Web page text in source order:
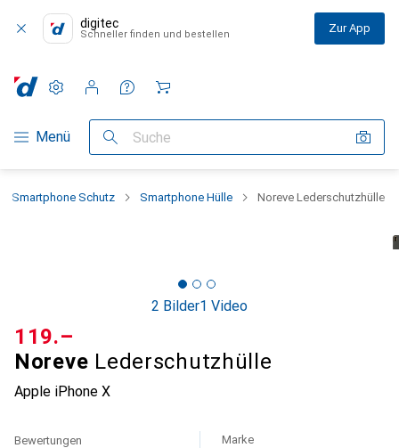
digitec
Schneller finden und bestellen Zur App
Navigation nach Kategorien
Menü Suche
Einstellungen
Kundenkonto
Vergleichslisten
Merklisten
Warenkorb
Smartphone Schutz Smartphone Hülle Noreve Lederschutzhülle
2 Bilder1 Video
Noreve Lederschutzhülle
Apple iPhone X
CHF
119.–
Bewertungen Marke